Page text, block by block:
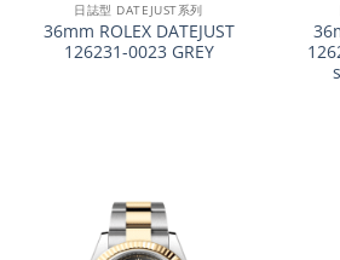
日誌型 DATEJUST系列
36mm ROLEX DATEJUST
126231-0023 GREY